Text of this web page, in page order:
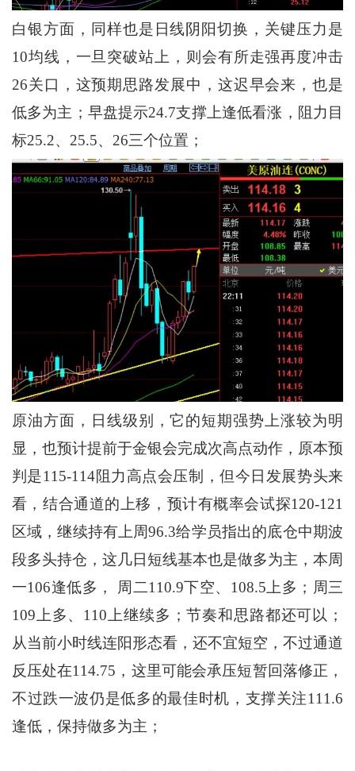
白银方面，同样也是日线阴阳切换，关键压力是
10均线，一旦突破站上，则会有所走强再度冲击
26关口，这预期思路发展中，这迟早会来，也是
低多为主；早盘提示24.7支撑上逢低看涨，阻力目
标25.2、25.5、26三个位置；
原油方面，日线级别，它的短期强势上涨较为明
显，也预计提前于金银会完成次高点动作，原本预
判是115-114阻力高点会压制，但今日发展势头来
看，结合通道的上移，预计有概率会试探120-121
区域，继续持有上周96.3给学员指出的底仓中期波
段多头持仓，这几日短线基本也是做多为主，本周
一106逢低多， 周二110.9下空、108.5上多；周三
109上多、110上继续多；节奏和思路都还可以；
从当前小时线连阳形态看，还不宜短空，不过通道
反压处在114.75，这里可能会承压短暂回落修正，
不过跌一波仍是低多的最佳时机，支撑关注111.6
逢低，保持做多为主；